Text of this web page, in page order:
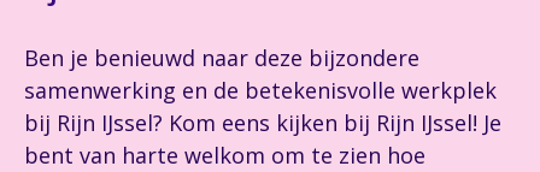
Ben je benieuwd naar deze bijzondere
samenwerking en de betekenisvolle werkplek
bij Rijn IJssel? Kom eens kijken bij Rijn IJssel! Je
bent van harte welkom om te zien hoe